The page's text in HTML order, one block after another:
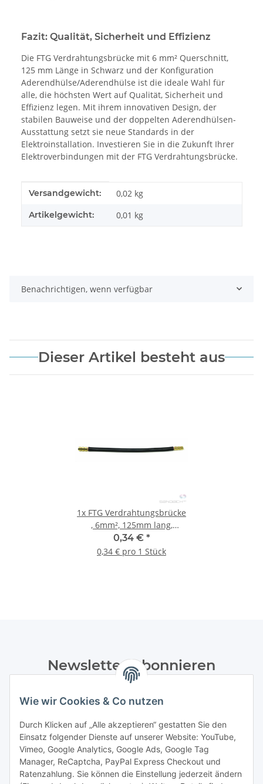
Wie wir Cookies & Co nutzen
Durch Klicken auf „Alle akzeptieren“ gestatten Sie den
Einsatz folgender Dienste auf unserer Website: YouTube,
Vimeo, Google Analytics, Google Ads, Google Tag
Manager, ReCaptcha, PayPal Express Checkout und
Ratenzahlung. Sie können die Einstellung jederzeit ändern
Fazit: Qualität, Sicherheit und Effizienz
Die FTG Verdrahtungsbrücke mit 6 mm² Querschnitt,
125 mm Länge in Schwarz und der Konfiguration
Aderendhülse/Aderendhülse ist die ideale Wahl für
alle, die höchsten Wert auf Qualität, Sicherheit und
Effizienz legen. Mit ihrem innovativen Design, der
stabilen Bauweise und der doppelten Aderendhülsen-
Ausstattung setzt sie neue Standards in der
Elektroinstallation. Investieren Sie in die Zukunft Ihrer
Elektroverbindungen mit der FTG Verdrahtungsbrücke.
Produkteigenschaft
Wert
Versandgewicht: 0,02 kg
Artikelgewicht: 0,01 kg
Benachrichtigen, wenn verfügbar
Dieser Artikel besteht aus
1x FTG Verdrahtungsbrücke
, 6mm², 125mm lang,
schwarz, 2 x Aderendhülse
0,34 € *
0,34 € pro 1 Stück
Newsletter Abonnieren
Datenschutzerklärungregelmäßig und jederzeit widerruflich
Abonnieren
Informationen